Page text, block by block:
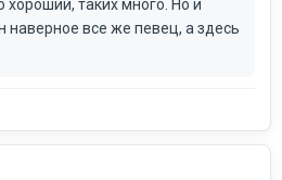
хороший, таких много. Но и
наверное все же певец, а здесь